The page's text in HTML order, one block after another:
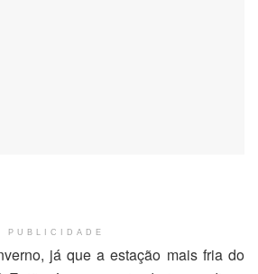
PUBLICIDADE
já que a estação mais fria do